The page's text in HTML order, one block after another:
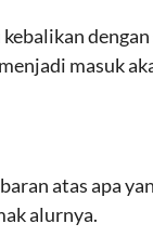
masuk
atas apa
alurnya.